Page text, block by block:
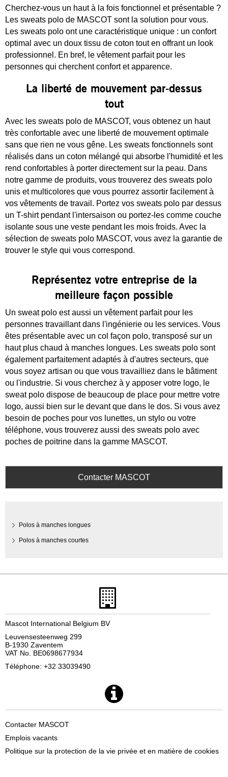
Cherchez-vous un haut à la fois fonctionnel et présentable ?
Les sweats polo de MASCOT sont la solution pour vous.
Les sweats polo ont une caractéristique unique : un confort
optimal avec un doux tissu de coton tout en offrant un look
professionnel. En bref, le vêtement parfait pour les
personnes qui cherchent confort et apparence.
La liberté de mouvement par-dessus
tout
Avec les sweats polo de MASCOT, vous obtenez un haut
très confortable avec une liberté de mouvement optimale
sans que rien ne vous gêne. Les sweats fonctionnels sont
réalisés dans un coton mélangé qui absorbe l'humidité et les
rend confortables à porter directement sur la peau. Dans
notre gamme de produits, vous trouverez des sweats polo
unis et multicolores que vous pourrez assortir facilement à
vos vêtements de travail. Portez vos sweats polo par dessus
un T-shirt pendant l'intersaison ou portez-les comme couche
isolante sous une veste pendant les mois froids. Avec la
sélection de sweats polo MASCOT, vous avez la garantie de
trouver le style qui vous correspond.
Représentez votre entreprise de la
meilleure façon possible
Un sweat polo est aussi un vêtement parfait pour les
personnes travaillant dans l'ingénierie ou les services. Vous
êtes présentable avec un col façon polo, transposé sur un
haut plus chaud à manches longues. Les sweats polo sont
également parfaitement adaptés à d'autres secteurs, que
vous soyez artisan ou que vous travailliez dans le bâtiment
ou l'industrie. Si vous cherchez à y apposer votre logo, le
sweat polo dispose de beaucoup de place pour mettre votre
logo, aussi bien sur le devant que dans le dos. Si vous avez
besoin de poches pour vos lunettes, un stylo ou votre
téléphone, vous trouverez aussi des sweats polo avec
poches de poitrine dans la gamme MASCOT.
Contacter MASCOT
Polos à manches longues
Polos à manches courtes
Mascot International Belgium BV
Leuvensesteenweg 299
B-1930 Zaventem
VAT No. BE0698677934
Téléphone: +32 33039490
Contacter MASCOT
Emplois vacants
Politique sur la protection de la vie privée et en matière de cookies